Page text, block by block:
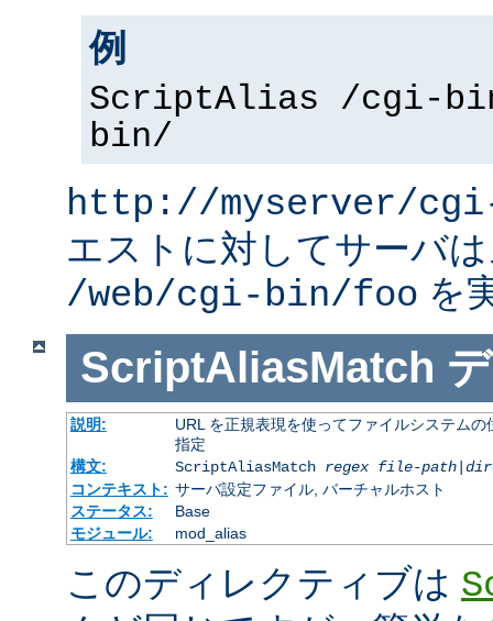
例
ScriptAlias /cgi-
bin/
http://myserver/
エストに対してサーバ
/web/cgi-bin/foo を
ScriptAliasMatch
説明:
URL を正規表現を使ってファイルシステム
指定
構文:
ScriptAliasMatch regex file-path|
コンテキスト: サーバ設定ファイル, バーチャルホスト
ステータス:
Base
モジュール:
mod_alias
このディレクティブは